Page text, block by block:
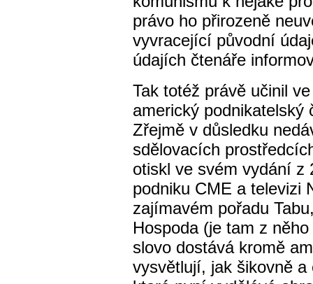
právo ho přirozeně
vyvracející původní
údajích čtenáře
Tak totéž právě učinil
americký podnikatelský
Zřejmě v důsledku
sdělovacích
otiskl ve svém vydání z
podniku CME a televizi
zajímavém pořadu
Hospoda (je tam z
slovo dostává kromě
vysvětlují, jak šikovně